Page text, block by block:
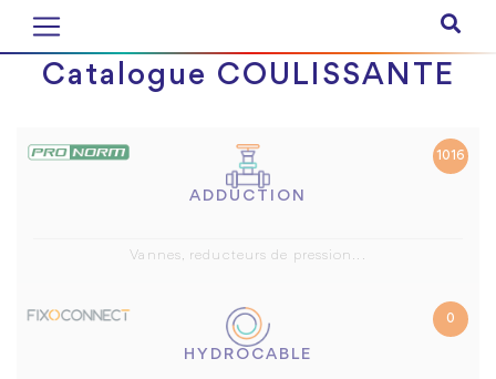
Catalogue COULISSANTE
1016
ADDUCTION
Vannes, reducteurs de pression...
0
HYDROCABLE